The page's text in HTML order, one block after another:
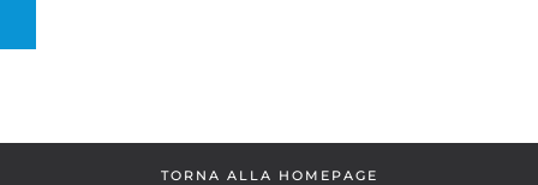
TORNA ALLA HOMEPAGE